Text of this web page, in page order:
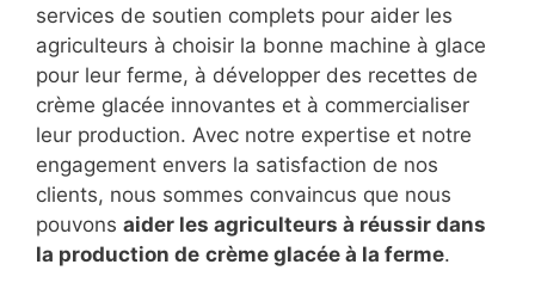
services de soutien complets pour aider les
agriculteurs à choisir la bonne machine à glace
pour leur ferme, à développer des recettes de
crème glacée innovantes et à commercialiser
leur production. Avec notre expertise et notre
engagement envers la satisfaction de nos
clients, nous sommes convaincus que nous
pouvons aider les agriculteurs à réussir dans
la production de crème glacée à la ferme.